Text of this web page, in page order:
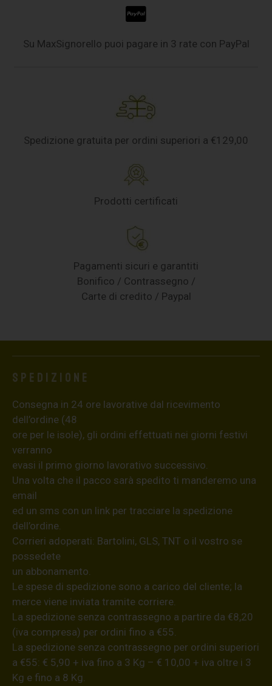
Su MaxSignorello puoi pagare in 3 rate con PayPal
Spedizione gratuita per ordini superiori a €129,00
Prodotti certificati
Pagamenti sicuri e garantiti
Bonifico / Contrassegno /
Carte di credito / Paypal
Spedizione
Consegna in 24 ore lavorative dal ricevimento
dell’ordine (48
ore per le isole), gli ordini effettuati nei giorni festivi
verranno
evasi il primo giorno lavorativo successivo.
Una volta che il pacco sarà spedito ti manderemo una
email
ed un sms con un link per tracciare la spedizione
dell’ordine.
Corrieri adoperati: Bartolini, GLS, TNT o il vostro se
possedete
un abbonamento.
Le spese di spedizione sono a carico del cliente; la
merce viene inviata tramite corriere.
La spedizione senza contrassegno a partire da €8,20
(iva compresa) per ordini fino a €55.
La spedizione senza contrassegno per ordini superiori
a €55: € 5,90 + iva fino a 3 Kg – € 10,00 + iva oltre i 3
Kg e fino a 8 Kg.